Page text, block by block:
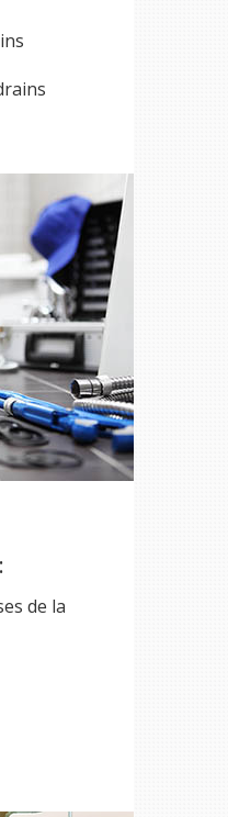
de la